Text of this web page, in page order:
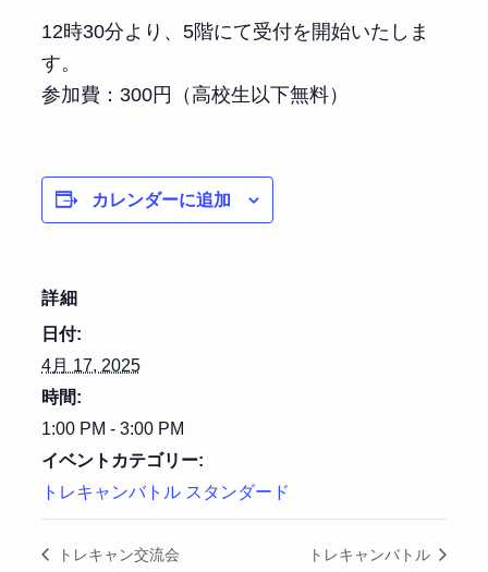
12時30分より、5階にて受付を開始いたしま
す。
参加費：300円（高校生以下無料）
カレンダーに追加
詳細
日付:
4月 17, 2025
時間:
1:00 PM - 3:00 PM
イベントカテゴリー:
トレキャンバトル スタンダード
トレキャン交流会 トレキャンバトル